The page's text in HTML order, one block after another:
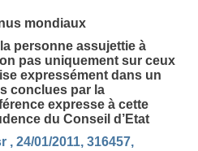
mondiaux
personne assujettie à
pas uniquement sur ceux
expressément dans un
conclues par la
expresse à cette
du Conseil d’Etat
24/01/2011, 316457,